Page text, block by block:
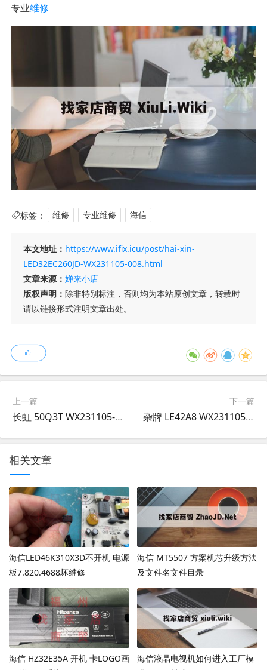
专业维修
标签： 维修 专业维修 海信
本文地址： https://www.ifix.icu/post/hai-xin-
LED32EC260JD-WX231105-008.html
文章来源： 婵来小店
版权声明： 除非特别标注，否则均为本站原创文章，转载时
请以链接形式注明文章出处。
上一篇
长虹 50Q3T WX231105-006
下一篇
杂牌 LE42A8 WX231105-007
相关文章
海信LED46K310X3D不开机 电源
板7.820.4688坏维修
海信 MT5507 方案机芯升级方法
及文件名文件目录
海信 HZ32E35A 开机 卡LOGO画
海信液晶电视机如何进入工厂模